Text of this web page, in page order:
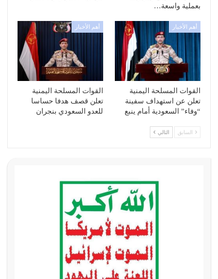
بعملية واسعة…
أهم الأخبار
القوات المسلحة اليمنية
تعلن عن استهداف سفينة
“وفاء” السعودية أمام ينبع
أهم الأخبار
القوات المسلحة اليمنية
تعلن قصف هدفا حساسا
للعدو السعودي بنجران
السابق التالي